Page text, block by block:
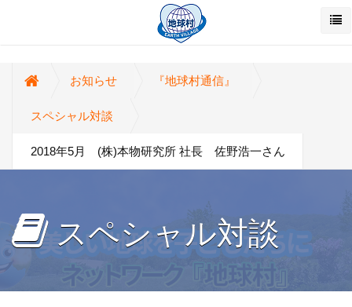
お知らせ 『地球村通信』
スペシャル対談
2018年5月 (株)本物研究所 社長 佐野浩一さん
スペシャル対談